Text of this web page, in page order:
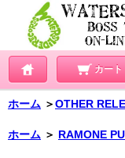
カート
ホーム ＞OTHER
ホーム ＞ RAMONE